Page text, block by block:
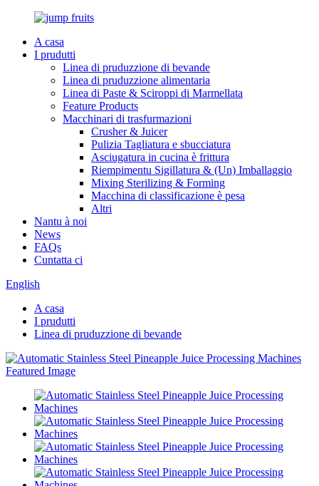
A casa
I prudutti
Linea di pruduzzione di bevande
Linea di pruduzzione alimentaria
Linea di Paste & Sciroppi di Marmellata
Feature Products
Macchinari di trasfurmazioni
Crusher & Juicer
Pulizia Tagliatura e sbucciatura
Asciugatura in cucina è frittura
Riempimentu Sigillatura & (Un) Imballaggio
Mixing Sterilizing & Forming
Macchina di classificazione è pesa
Altri
Nantu à noi
News
FAQs
Cuntatta ci
English
A casa
I prudutti
Linea di pruduzzione di bevande